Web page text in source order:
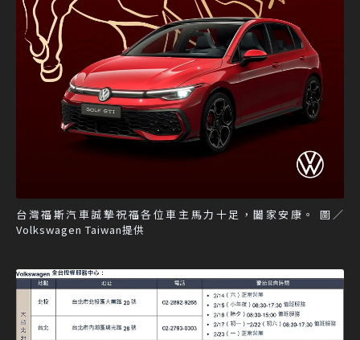
台灣福斯汽車誠摯祝福各位車主馬力十足，闔家安康。 圖／
Volkswagen Taiwan提供